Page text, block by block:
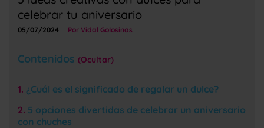
celebrar tu aniversario
05/07/2024 Por Vidal Golosinas
Contenidos Ocultar
¿Cuál es el significado de regalar un dulce?
5 opciones divertidas de celebrar un aniversario
con chuches